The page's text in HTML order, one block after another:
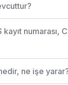
numarası,
ne işe